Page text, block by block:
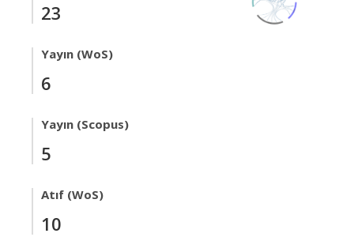
23
Yayın (WoS)
6
Yayın (Scopus)
5
Atıf (WoS)
10